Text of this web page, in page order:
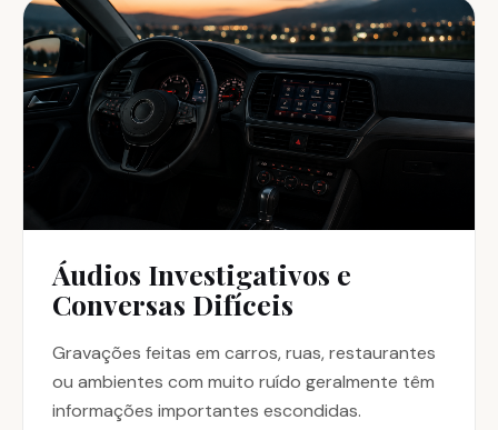
Áudios Investigativos e
Conversas Difíceis
Gravações feitas em carros, ruas, restaurantes
ou ambientes com muito ruído geralmente têm
informações importantes escondidas.